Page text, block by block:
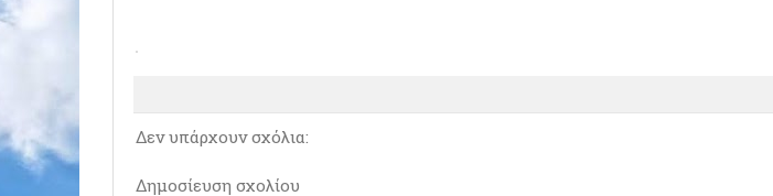
Δεν υπάρχουν σχόλια:
Δημοσίευση σχολίου